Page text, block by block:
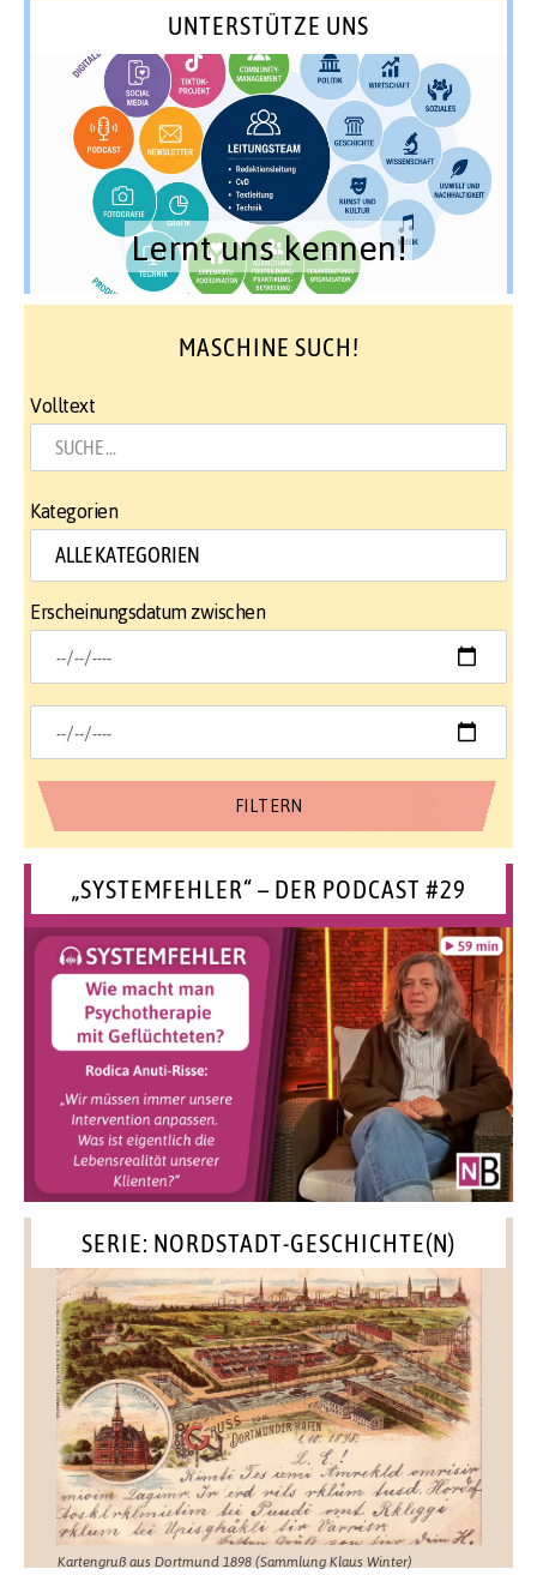
UNTERSTÜTZE UNS
Lernt uns kennen!
MASCHINE SUCH!
Volltext
Kategorien
Erscheinungsdatum zwischen
„SYSTEMFEHLER“ – DER PODCAST #29
SERIE: NORDSTADT-GESCHICHTE(N)
Kartengruß aus Dortmund 1898 (Sammlung Klaus Winter)